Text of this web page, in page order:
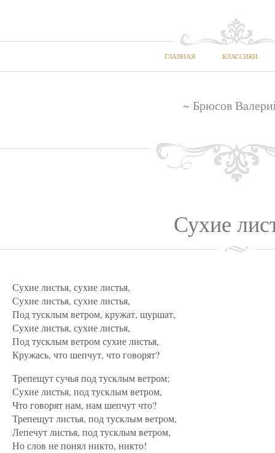
ГЛАВНАЯ КЛАССИКИ
~ Брюсов
Сухие
Сухие листья, сухие листья,
Сухие листья, сухие листья,
Под тусклым ветром, кружат, шуршат,
Сухие листья, сухие листья,
Под тусклым ветром сухие листья,
Кружась, что шепчут, что говорят?
Трепещут сучья под тусклым ветром;
Сухие листья, под тусклым ветром,
Что говорят нам, нам шепчут что?
Трепещут листья, под тусклым ветром,
Лепечут листья, под тусклым ветром,
Но слов не понял никто, никто!